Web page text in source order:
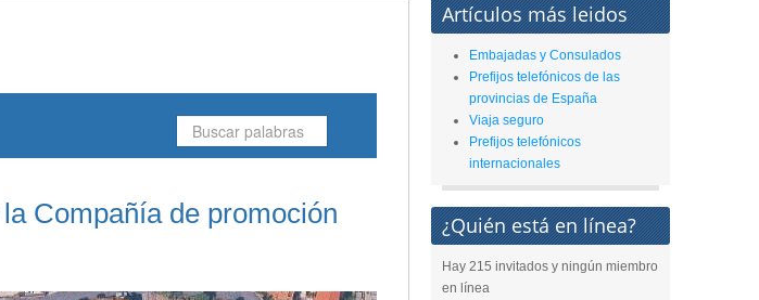
Compañía de promoción
Artículos más leidos
Embajadas y Consulados
Prefijos telefónicos de las
provincias de España
Viaja seguro
Prefijos telefónicos
internacionales
¿Quién está en línea?
Hay 215 invitados y ningún miembro
en línea